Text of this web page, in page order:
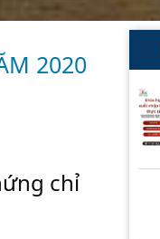
2020
chỉ